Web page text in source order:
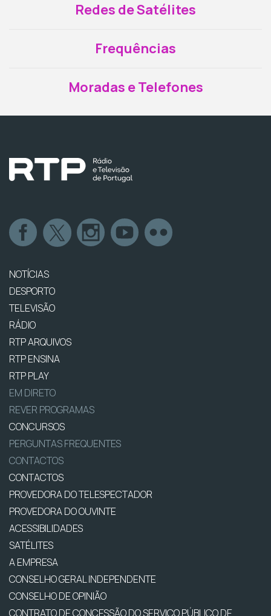
Redes de Satélites
Frequências
Moradas e Telefones
NOTÍCIAS
DESPORTO
TELEVISÃO
RÁDIO
RTP ARQUIVOS
RTP ENSINA
RTP PLAY
EM DIRETO
REVER PROGRAMAS
CONCURSOS
PERGUNTAS FREQUENTES
CONTACTOS
CONTACTOS
PROVEDORA DO TELESPECTADOR
PROVEDORA DO OUVINTE
ACESSIBILIDADES
SATÉLITES
A EMPRESA
CONSELHO GERAL INDEPENDENTE
CONSELHO DE OPINIÃO
CONTRATO DE CONCESSÃO DO SERVIÇO PÚBLICO DE